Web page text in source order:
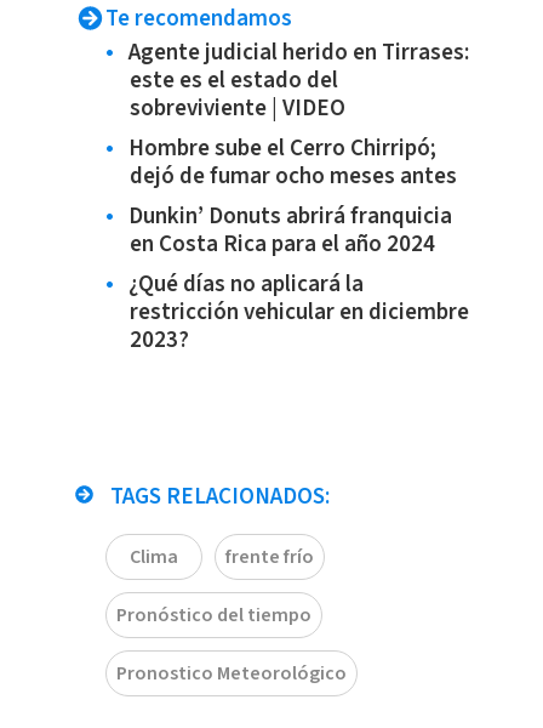
Te recomendamos
Agente judicial herido en Tirrases:
este es el estado del
sobreviviente | VIDEO
Hombre sube el Cerro Chirripó;
dejó de fumar ocho meses antes
Dunkin’ Donuts abrirá franquicia
en Costa Rica para el año 2024
¿Qué días no aplicará la
restricción vehicular en diciembre
2023?
TAGS RELACIONADOS:
Clima frente frío
Pronóstico del tiempo
Pronostico Meteorológico